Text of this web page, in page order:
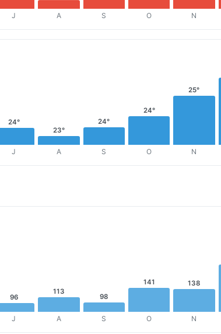
J A S O N
24°
J
23°
A
24°
S
24°
O
25°
N
96
J
113
A
98
S
141
O
138
N